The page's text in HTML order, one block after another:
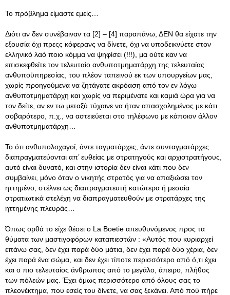
Το πρόβλημα είμαστε εμείς…
Διότι αν δεν συνέβαιναν τα [2] – [4] παραπάνω, ΔΕΝ θα είχατε την
εξουσία όχι πρεςς κόφερανς να δίνετε, όχι να υποδεικνύετε στον
ελληνικό λαό ποιο κόμμα να ψηφίσει (!!!), μα ούτε καν να
επισκεφθείτε τον τελευταίο ανθυποτμηματάρχη της τελευταίας
ανθυποϋπηρεσίας, του πλέον ταπεινού εκ των υπουργείων μας,
χωρίς προηγούμενα να ζητάγατε ακρόαση από τον εν λόγω
ανθυποτμηματάρχη και χωρίς να περιμένατε και καμιά ώρα για να
τον δείτε, αν εν τω μεταξύ τύχαινε να ήταν απασχολημένος με κάτι
σοβαρότερο, π.χ., να αστειεύεται στο τηλέφωνο με κάποιον άλλον
ανθυποτμηματάρχη…
Το ότι ανθυπολοχαγοί, άντε ταγματάρχες, άντε συνταγματάρχες
διαπραγματεύονται απ’ ευθείας με στρατηγούς και αρχιστρατήγους,
αυτό είναι δυνατό, και στην ιστορία δεν είναι κάτι που δεν
συμβαίνει, μόνο όταν ο νικητής στρατός για να απαξιώσει τον
ηττημένο, στέλνει ως διαπραγματευτή κατώτερα ή μεσαία
στρατιωτικά στελέχη να διαπραγματευθούν με στρατάρχες της
ηττημένης πλευράς…
Όπως ορθά το είχε θέσει ο La Boetie απευθυνόμενος προς τα
θύματα των μαστιγοφόρων καταπιεστών : «Αυτός που κυριαρχεί
επάνω σας, δεν έχει παρά δύο μάτια, δεν έχει παρά δύο χέρια, δεν
έχει παρά ένα σώμα, και δεν έχει τίποτε περισσότερο από ό,τι έχει
και ο πιο τελευταίος άνθρωπος από το μεγάλο, άπειρο, πλήθος
των πόλεών μας. Έχει όμως περισσότερο από όλους σας το
πλεονέκτημα, που εσείς του δίνετε, να σας ξεκάνει. Από πού πήρε